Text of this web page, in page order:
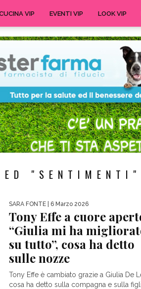
VIP EVENTI VIP LOOK VIP
"SENTIMENTI"
SARA FONTE | 6 Marzo 2026
Tony Effe a cuore
“Giulia mi ha
su tutto”, cosa ha detto
sulle nozze
Tony Effe è cambiato grazie a Giulia De
cosa ha detto sulla compagna e sulla